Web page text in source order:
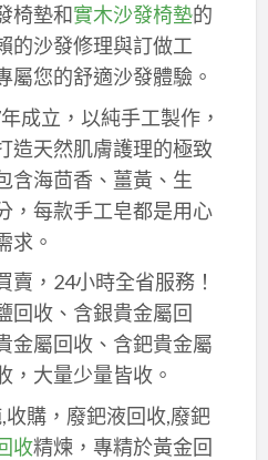
椅墊和實木沙發椅墊的
的沙發修理與訂做工
屬您的舒適沙發體驗。
年成立，以純手工製作，
造天然肌膚護理的極致
含海茴香、薑黃、生
，每款手工皂都是用心
求。
賣，24小時全省服務！
回收、含銀貴金屬回
金屬回收、含鈀貴金屬
，大量少量皆收。
購，廢鈀液回收,廢鈀
收精煉，專精於黃金回